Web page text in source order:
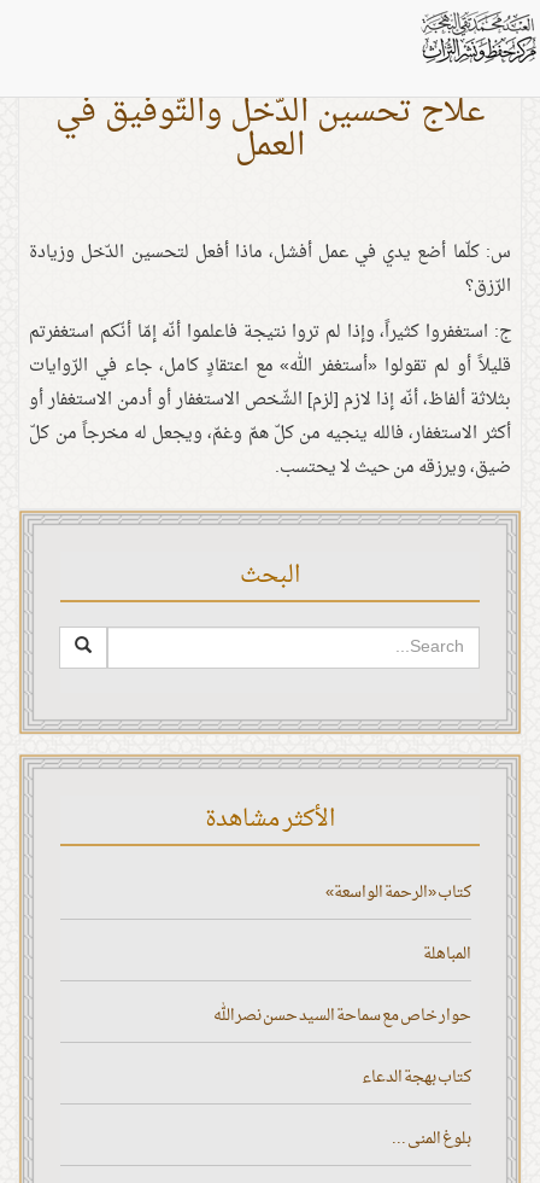
علاج تحسين الدّخل والتّوفيق في
العمل
س: كلّما أضع يدي في عمل أفشل، ماذا أفعل لتحسين الدّخل وزيادة
الرّزق؟
ج: استغفروا كثيراً، وإذا لم تروا نتيجة فاعلموا أنّه إمّا أنّكم استغفرتم
قليلاً أو لم تقولوا «أستغفر الله» مع اعتقادٍ كامل، جاء في الرّوايات
بثلاثة ألفاظ، أنّه إذا لازم [لزم] الشّخص الاستغفار أو أدمن الاستغفار أو
أكثر الاستغفار، فالله ينجيه من كلّ همّ وغمّ، ويجعل له مخرجاً من كلّ
ضيق، ويرزقه من حيث لا يحتسب.
البحث
الأكثر مشاهدة
كتاب «الرحمة الواسعة»
المباهلة
حوار خاص مع سماحة السيد حسن نصر الله
كتاب بهجة الدعاء
بلوغ المنى ...